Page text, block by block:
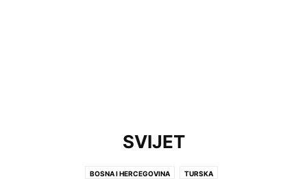
SVIJET
BOSNA I HERCEGOVINA TURSKA